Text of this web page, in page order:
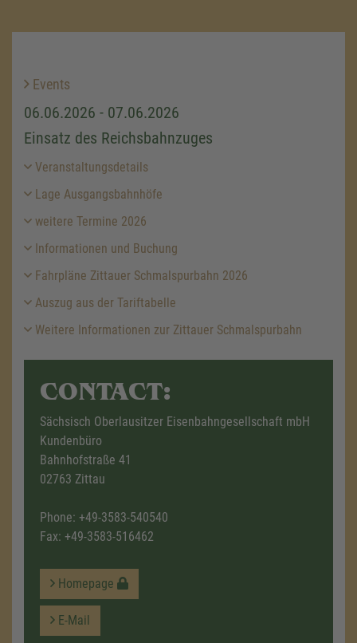
Events
06.06.2026 - 07.06.2026
Einsatz des Reichsbahnzuges
Veranstaltungsdetails
Lage Ausgangsbahnhöfe
weitere Termine 2026
Informationen und Buchung
Fahrpläne Zittauer Schmalspurbahn 2026
Auszug aus der Tariftabelle
Weitere Informationen zur Zittauer Schmalspurbahn
CONTACT:
Sächsisch Oberlausitzer Eisenbahngesellschaft mbH
Kundenbüro
Bahnhofstraße 41
02763 Zittau
Phone: +49-3583-540540
Fax: +49-3583-516462
Homepage
E-Mail